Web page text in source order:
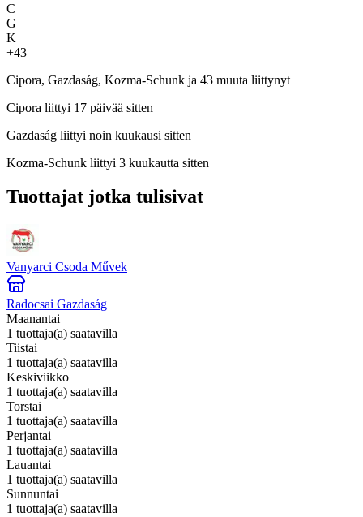
C
G
K
+43
Cipora, Gazdaság, Kozma-Schunk ja 43 muuta liittynyt
Cipora liittyi 17 päivää sitten
Gazdaság liittyi noin kuukausi sitten
Kozma-Schunk liittyi 3 kuukautta sitten
Tuottajat jotka tulisivat
Vanyarci Csoda Művek
Radocsai Gazdaság
Maanantai
1 tuottaja(a) saatavilla
Tiistai
1 tuottaja(a) saatavilla
Keskiviikko
1 tuottaja(a) saatavilla
Torstai
1 tuottaja(a) saatavilla
Perjantai
1 tuottaja(a) saatavilla
Lauantai
1 tuottaja(a) saatavilla
Sunnuntai
1 tuottaja(a) saatavilla